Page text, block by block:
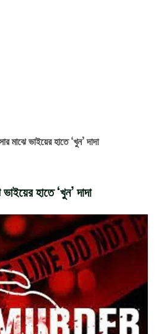
মাঝে ভাইয়ের হাতে ‘খুন’ দাদা
হাতে ‘খুন’ দাদা